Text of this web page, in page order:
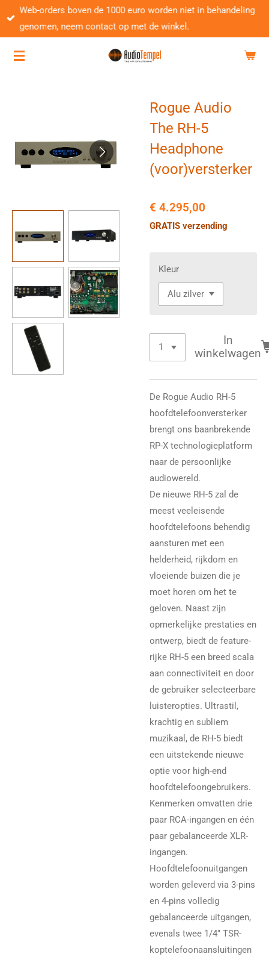
Ga
direct
de
Web-orders boven de 1000 euro worden niet in behandeling
genomen, neem contact op met de winkel.
Rogue Audio
The RH-5
Headphone
(voor)versterker
€ 4.295,00
GRATIS verzending
Kleur
In
winkelwagen
De Rogue Audio RH-5
hoofdtelefoonversterker
brengt ons baanbrekende
RP-X technologieplatform
naar de persoonlijke
audiowereld.
De nieuwe RH-5 zal de
meest veeleisende
hoofdtelefoons behendig
aansturen met een
helderheid, rijkdom en
vloeiende buizen die je
moet horen om het te
geloven. Naast zijn
opmerkelijke prestaties en
ontwerp, biedt de feature-
rijke RH-5 een breed scala
aan connectiviteit en door
de gebruiker selecteerbare
luisteropties. Ultrastil,
krachtig en subliem
muzikaal, de RH-5 biedt
een uitstekende nieuwe
optie voor high-end
hoofdtelefoongebruikers.
Kenmerken omvatten drie
paar RCA-ingangen en één
paar gebalanceerde XLR-
ingangen.
Hoofdtelefoonuitgangen
worden geleverd via 3-pins
en 4-pins volledig
gebalanceerde uitgangen,
evenals twee 1/4" TSR-
koptelefoonaansluitingen